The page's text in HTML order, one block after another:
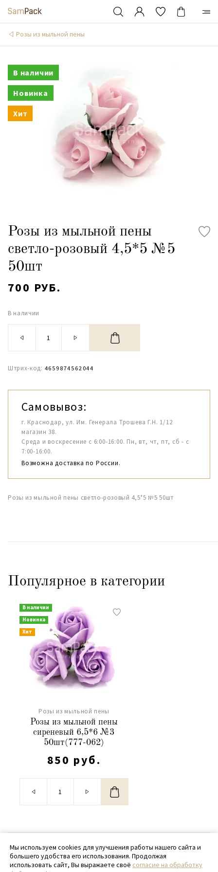
Розы из мыльной пены
В наличии
Новинка
Хит
Розы из мыльной пены
светло-розовый 4,5*5 №5
50шт
700 РУБ.
В наличии
Штрих-код: 4659874562044
Самовывоз:
г. Краснодар, ул. Им. Генерала Трошева Г.Н. 1/12
магазин 38.
Среда и воскресение с 6:00-16:00. Пн, вт, чт, пт, сб - с
7:00-16:00.
Возможна доставка по России.
Розы из мыльной пены светло-розовый 4,5*5 №5 50шт
Популярное в категории
В наличии
Новинка
Хит
Розы из мыльной пены
Розы из мыльной пены
сиреневый 6,5*6 №3
50шт(777-062)
850 руб.
© 2020 - 2026 SamPack
+ 7 (918) 699-97-87
Мы используем cookies для улучшения работы нашего сайта и
большего удобства его использования. Продолжая
использовать сайт, Вы выражаете своё согласие на обработку